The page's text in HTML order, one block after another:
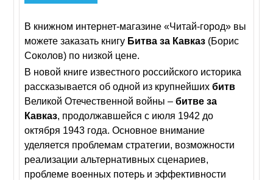
В книжном интернет-магазине «Читай-город» вы
можете заказать книгу Битва за Кавказ (Борис
Соколов) по низкой цене.
В новой книге известного российского историка
рассказывается об одной из крупнейшихбитв
Великой Отечественной войны –битве за
Кавказ, продолжавшейся с июля 1942 до
октября 1943 года. Основное внимание
уделяется проблемам стратегии, возможности
реализации альтернативных сценариев,
проблеме военных потерь и эффективности